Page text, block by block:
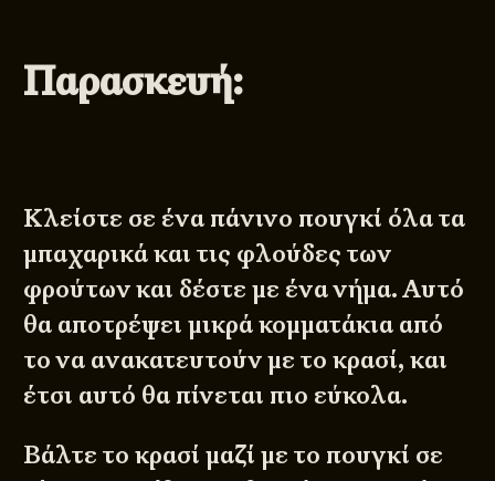
Παρασκευή:
Κλείστε σε ένα πάνινο πουγκί όλα τα
μπαχαρικά και τις φλούδες των
φρούτων και δέστε με ένα νήμα. Αυτό
θα αποτρέψει μικρά κομματάκια από
το να ανακατευτούν με το κρασί, και
έτσι αυτό θα πίνεται πιο εύκολα.
Βάλτε το κρασί μαζί με το πουγκί σε